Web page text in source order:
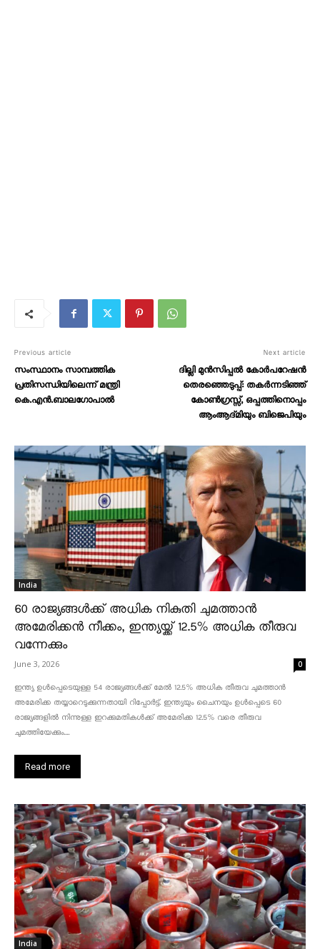
Previous article
സംസ്ഥാനം സാമ്പത്തിക
പ്രതിസന്ധിയിലെന്ന് മന്ത്രി
കെ.എൻ.ബാലഗോപാൽ
Next article
ദില്ലി മുൻസിപ്പൽ കോർപറേഷൻ
തെരഞ്ഞെടുപ്പ്: തകർന്നടിഞ്ഞ്
കോൺഗ്രസ്സ്, ഒപ്പത്തിനൊപ്പം
ആംആദ്മിയും ബിജെപിയും
India
60 രാജ്യങ്ങൾക്ക് അധിക നികുതി ചുമത്താൻ
അമേരിക്കൻ നീക്കം, ഇന്ത്യയ്ക്ക് 12.5% അധിക തീരുവ
വന്നേക്കും
June 3, 2026 0
ഇന്ത്യ ഉൾപ്പെടെയുള്ള 54 രാജ്യങ്ങൾക്ക് മേൽ 12.5% അധിക തീരുവ ചുമത്താൻ
അമേരിക്ക തയ്യാറെടുക്കുന്നതായി റിപ്പോർട്ട്. ഇന്ത്യയും ചൈനയും ഉൾപ്പെടെ 60
രാജ്യങ്ങളിൽ നിന്നുള്ള ഇറക്കുമതികൾക്ക് അമേരിക്ക 12.5% ​​വരെ തീരുവ
ചുമത്തിയേക്കും....
Read more
India